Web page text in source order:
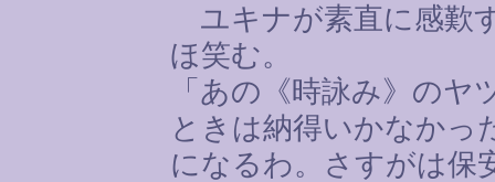
ユキナが素直に感歎
ほ笑む。
「あの《時詠み》の
ときは納得いかなかっ
になるわ。さすがは保